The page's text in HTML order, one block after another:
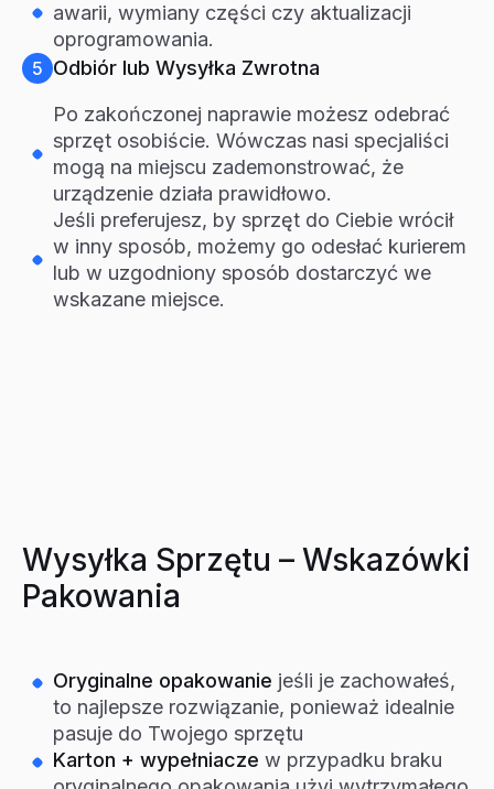
awarii, wymiany części czy aktualizacji
oprogramowania.
5 Odbiór lub Wysyłka Zwrotna
Po zakończonej naprawie możesz odebrać
sprzęt osobiście. Wówczas nasi specjaliści
mogą na miejscu zademonstrować, że
urządzenie działa prawidłowo.
Jeśli preferujesz, by sprzęt do Ciebie wrócił
w inny sposób, możemy go odesłać kurierem
lub w uzgodniony sposób dostarczyć we
wskazane miejsce.
Wysyłka Sprzętu – Wskazówki
Pakowania
Oryginalne opakowanie jeśli je zachowałeś,
to najlepsze rozwiązanie, ponieważ idealnie
pasuje do Twojego sprzętu
Karton + wypełniacze w przypadku braku